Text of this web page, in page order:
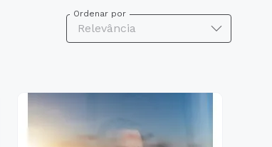
Ordenar por
Relevância